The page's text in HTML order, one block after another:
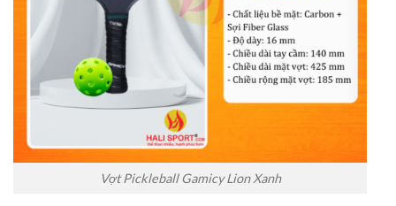
Vợt Pickleball Gamicy Lion Xanh